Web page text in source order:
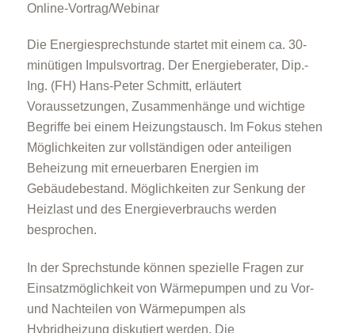
Online-Vortrag/Webinar
Die Energiesprechstunde startet mit einem ca. 30-
minütigen Impulsvortrag. Der Energieberater, Dip.-
Ing. (FH) Hans-Peter Schmitt, erläutert
Voraussetzungen, Zusammenhänge und wichtige
Begriffe bei einem Heizungstausch. Im Fokus stehen
Möglichkeiten zur vollständigen oder anteiligen
Beheizung mit erneuerbaren Energien im
Gebäudebestand. Möglichkeiten zur Senkung der
Heizlast und des Energieverbrauchs werden
besprochen.
In der Sprechstunde können spezielle Fragen zur
Einsatzmöglichkeit von Wärmepumpen und zu Vor-
und Nachteilen von Wärmepumpen als
Hybridheizung diskutiert werden. Die